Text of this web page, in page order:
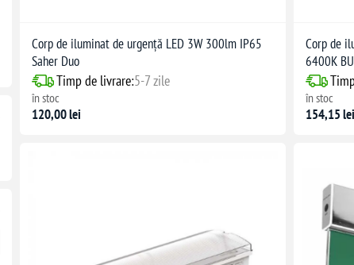
Corp de iluminat de urgență LED 3W 300lm IP65
Saher Duo
Timp de livrare:5-7 zile
în stoc
120,00 lei
Corp de
6400K
în stoc
154,15 lei